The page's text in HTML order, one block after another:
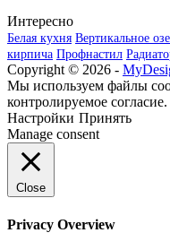
Интересно
Белая кухня Вертикальное
кирпича Профнастил
Copyright © 2026 -
Мы используем файлы
контролируемое согласие.
Настройки Принять
Manage consent
Close
Privacy Overview